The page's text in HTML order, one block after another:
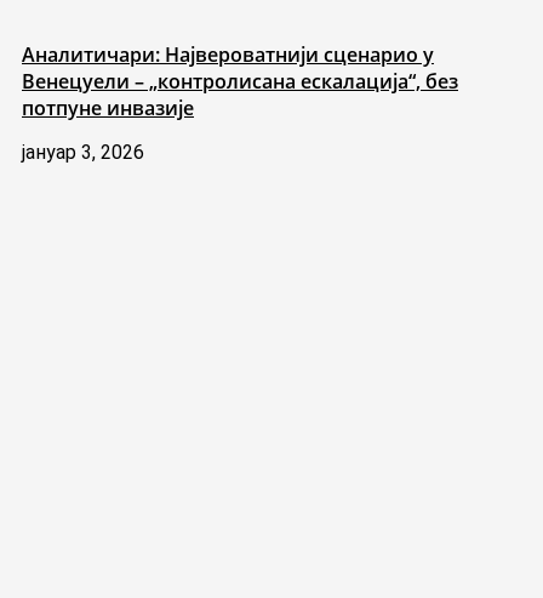
Аналитичари: Највероватнији сценарио у
Венецуели – „контролисана ескалација“, без
потпуне инвазије
јануар 3, 2026